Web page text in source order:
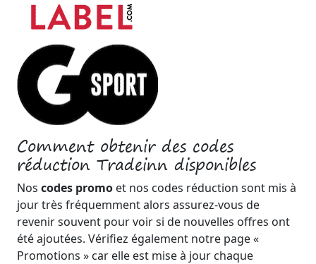
Comment obtenir des codes
réduction Tradeinn disponibles
Nos codes promo et nos codes réduction sont mis à
jour très fréquemment alors assurez-vous de
revenir souvent pour voir si de nouvelles offres ont
été ajoutées. Vérifiez également notre page «
Promotions » car elle est mise à jour chaque